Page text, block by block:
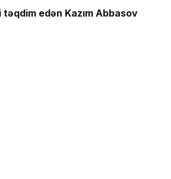
edən Kazım Abbasov